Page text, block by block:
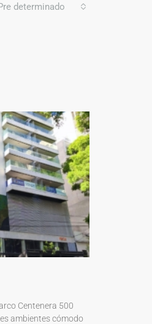
determinado
Centenera 500
ambientes cómodo